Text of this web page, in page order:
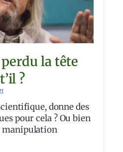
la tête
?
donne des
pour cela ? Ou bien
manipulation